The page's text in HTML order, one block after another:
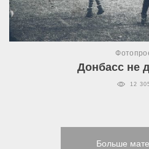
Донбасс не
12
Больше